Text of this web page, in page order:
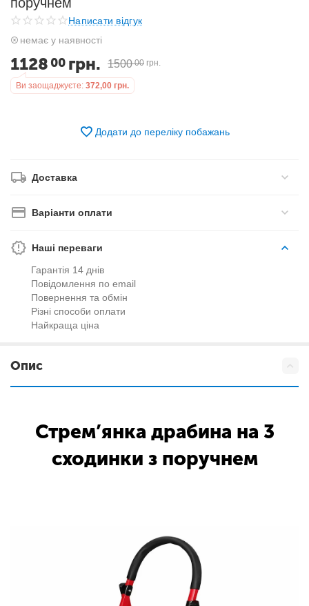
Написати відгук
немає у наявності
1128 00 грн. 1500 00 грн.
Ви заощаджуєте: 372,00 грн.
Додати до переліку побажань
Доставка
Варіанти оплати
Наші переваги
Гарантія 14 днів
Повідомлення по email
Повернення та обмін
Різні способи оплати
Найкраща ціна
Опис
Стрем’янка драбина на 3
сходинки з поручнем